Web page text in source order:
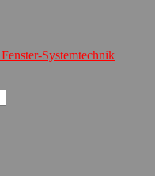
Systemtechnik